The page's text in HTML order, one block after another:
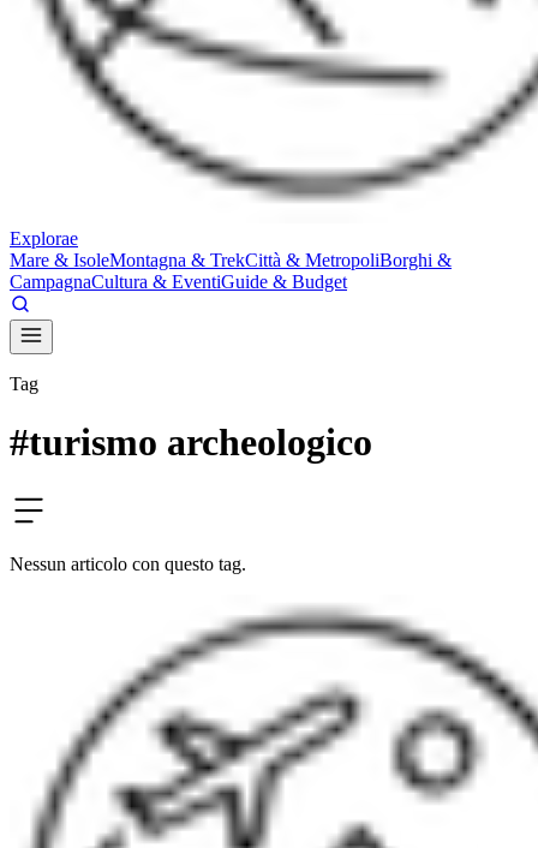
Explorae
Mare & IsoleMontagna & TrekCittà & MetropoliBorghi &
CampagnaCultura & EventiGuide & Budget
Tag
#turismo archeologico
Nessun articolo con questo tag.